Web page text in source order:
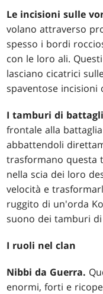
Le incisioni sulle
volano attraverso
spesso i bordi
con le loro ali.
lasciano cicatrici
spaventose incisioni
I tamburi di
frontale alla
abbattendoli
trasformano questa
nella scia dei loro
velocità e
ruggito di un'orda
suono dei tamburi
I ruoli nel clan
Nibbi da Guerra.
enormi, forti e